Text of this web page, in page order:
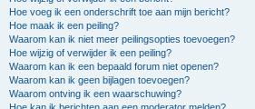
Hoe voeg ik een onderschrift toe aan mijn bericht?
Hoe maak ik een peiling?
Waarom kan ik niet meer peilingsopties toevoegen?
Hoe wijzig of verwijder ik een peiling?
Waarom kan ik een bepaald forum niet openen?
Waarom kan ik geen bijlagen toevoegen?
Waarom ontving ik een waarschuwing?